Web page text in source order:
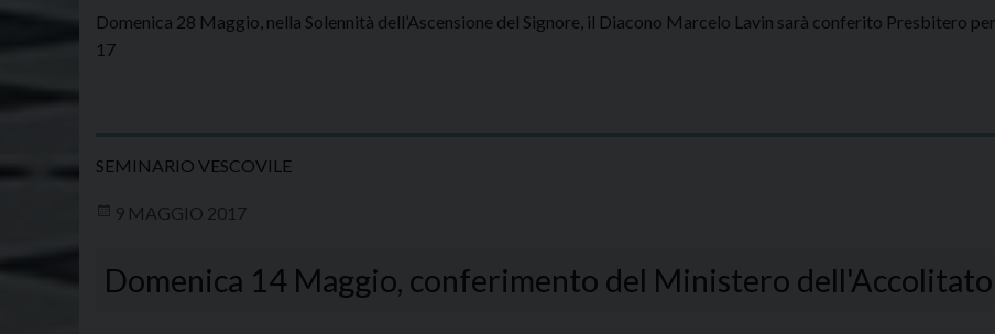
Domenica 28 Maggio, nella Solennità dell’Ascensione del Signore, il Diacono Marcelo Lavin sarà conferito Presbitero
17
SEMINARIO VESCOVILE
9 MAGGIO 2017
Domenica 14 Maggio, conferimento del Ministero